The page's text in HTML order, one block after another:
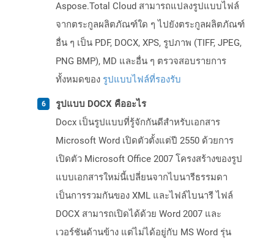
Aspose.Total Cloud สามารถแปลงรูปแบบไฟล์
จากตระกูลผลิตภัณฑ์ใด ๆ ไปยังตระกูลผลิตภัณฑ์
อื่น ๆ เป็น PDF, DOCX, XPS, รูปภาพ (TIFF, JPEG,
PNG BMP), MD และอื่น ๆ ตรวจสอบรายการ
ทั้งหมดของ รูปแบบไฟล์ที่รองรับ
รูปแบบ DOCX คืออะไร
Docx เป็นรูปแบบที่รู้จักกันดีสำหรับเอกสาร
Microsoft Word เปิดตัวตั้งแต่ปี 2550 ด้วยการ
เปิดตัว Microsoft Office 2007 โครงสร้างของรูป
แบบเอกสารใหม่นี้เปลี่ยนจากไบนารีธรรมดา
เป็นการรวมกันของ XML และไฟล์ไบนารี ไฟล์
DOCX สามารถเปิดได้ด้วย Word 2007 และ
เวอร์ชันด้านข้าง แต่ไม่ได้อยู่กับ MS Word รุ่น